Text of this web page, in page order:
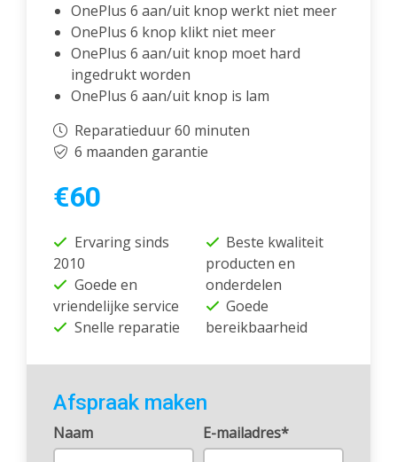
OnePlus 6 aan/uit knop werkt niet meer
OnePlus 6 knop klikt niet meer
OnePlus 6 aan/uit knop moet hard
ingedrukt worden
OnePlus 6 aan/uit knop is lam
Reparatieduur 60 minuten
6 maanden garantie
€60
Ervaring sinds
2010
Goede en
vriendelijke service
Snelle reparatie
Beste kwaliteit
producten en
onderdelen
Goede
bereikbaarheid
Afspraak maken
Naam E-mailadres*